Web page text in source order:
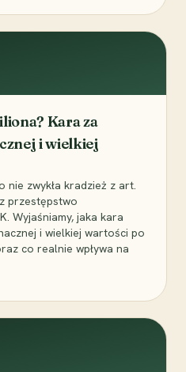
Kara za
i wielkiej
nie zwykła kradzież z art.
przestępstwo
Wyjaśniamy, jaka kara
i wielkiej wartości po
co realnie wpływa na